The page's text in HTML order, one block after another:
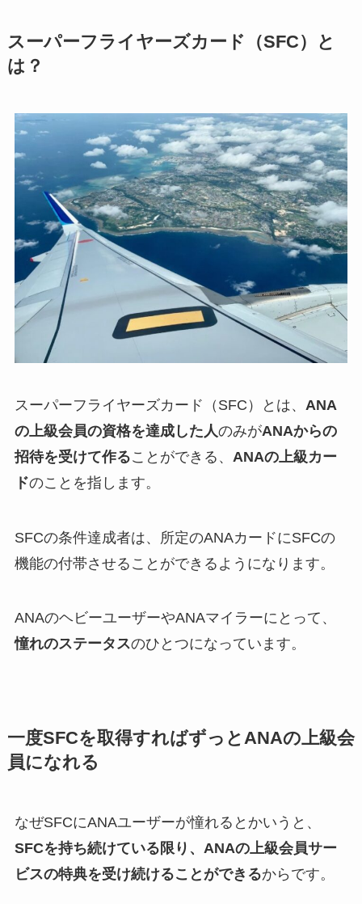
スーパーフライヤーズカード（SFC）と
は？
スーパーフライヤーズカード（SFC）とは、 ANA
の上級会員の資格を達成した人のみがANAからの
招待を受けて作ることができる、 ANAの上級カー
ドのことを指します。
SFCの条件達成者は、所定のANAカードにSFCの
機能の付帯させることができるようになります。
ANAのヘビーユーザーやANAマイラーにとって、
憧れのステータスのひとつになっています。
一度SFCを取得すればずっとANAの上級会
員になれる
なぜSFCにANAユーザーが憧れるとかいうと、
SFCを持ち続けている限り、ANAの上級会員サー
ビスの特典を受け続けることができるからです。